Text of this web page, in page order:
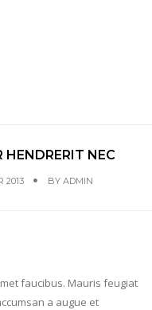
NEC
2013 BY ADMIN
faucibus. Mauris feugiat
a augue et